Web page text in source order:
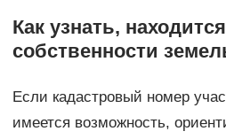
Как узнать,
собственности
Если кадастровый номер
имеется возможность,